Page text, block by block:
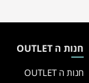
חנות ה OUTLET
חנות ה OUTLET